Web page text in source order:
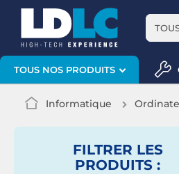
TOUS NOS PRODUITS
Informatique
FILTRER LES
PRODUITS :